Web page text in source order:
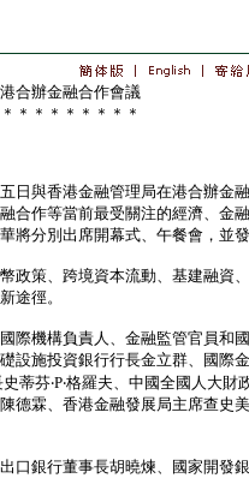
合辦金融合作會議
＊＊＊＊＊＊＊＊
與香港金融管理局在港合辦金
合作等當前最受關注的經濟、金
將分別出席開幕式、午餐會，並發
策、跨境資本流動、基建融資
途徑。
機構負責人、金融監管官員和
設施投資銀行行長金立群、國際
蒂芬‧P‧格羅夫、中國全國人大財
德霖、香港金融發展局主席查史
銀行董事長胡曉煉、國家開發